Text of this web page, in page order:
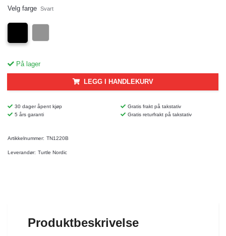
Velg farge Svart
På lager
LEGG I HANDLEKURV
30 dager åpent kjøp
Gratis frakt på takstativ
5 års garanti
Gratis returfrakt på takstativ
Artikkelnummer: TN1220B
Leverandør: Turtle Nordic
Produktbeskrivelse